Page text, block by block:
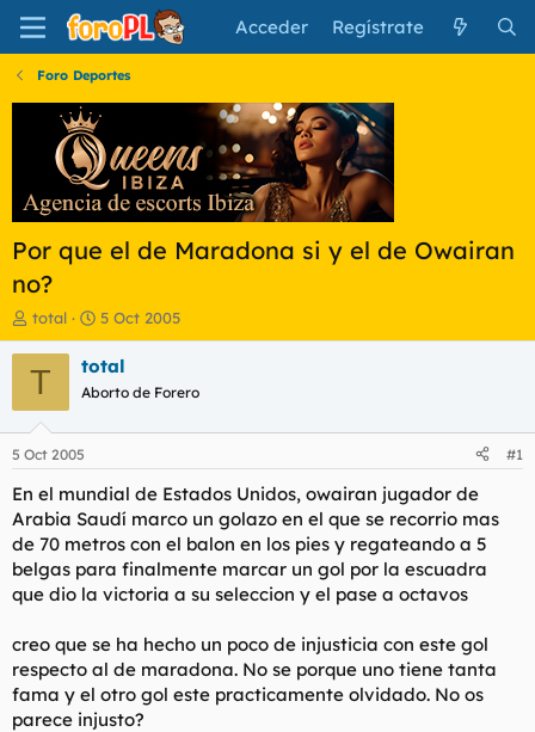
Acceder Regístrate
Foro Deportes
Por que el de Maradona si y el de Owairan
no?
I
n
i
a
o
r
e
l
t
e
a
total
F
e
c
a
i
n
c
i
o
5 Oct 2005
T total
Aborto de Forero
5 Oct 2005 #1
En el mundial de Estados Unidos, owairan jugador de
Arabia Saudí marco un golazo en el que se recorrio mas
de 70 metros con el balon en los pies y regateando a 5
belgas para finalmente marcar un gol por la escuadra
que dio la victoria a su seleccion y el pase a octavos
creo que se ha hecho un poco de injusticia con este gol
respecto al de maradona. No se porque uno tiene tanta
fama y el otro gol este practicamente olvidado. No os
parece injusto?